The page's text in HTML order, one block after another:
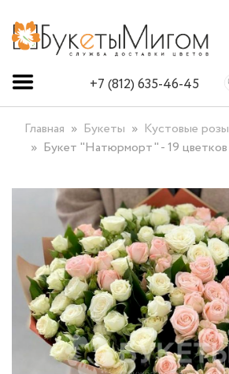
+7 (812) 635-46-45
Главная Букеты
Кустовые розы
Букет "Натюрморт" - 19 цветков